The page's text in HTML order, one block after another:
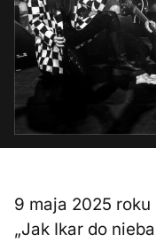
9 maja 2025 roku
„Jak Ikar do